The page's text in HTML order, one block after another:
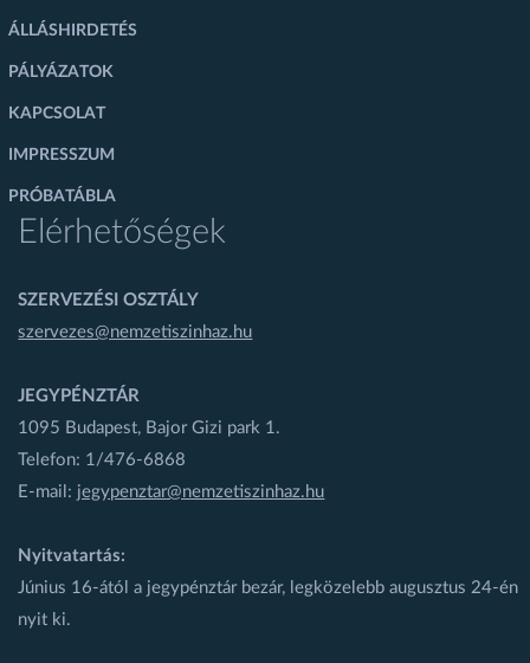
ÁLLÁSHIRDETÉS
PÁLYÁZATOK
KAPCSOLAT
IMPRESSZUM
PRÓBATÁBLA
Elérhetőségek
SZERVEZÉSI OSZTÁLY
szervezes@nemzetiszinhaz.hu
JEGYPÉNZTÁR
1095 Budapest, Bajor Gizi park 1.
Telefon: 1/476-6868
E-mail: jegypenztar@nemzetiszinhaz.hu
Nyitvatartás:
Június 16-ától a jegypénztár bezár, legközelebb augusztus 24-én
nyit ki.